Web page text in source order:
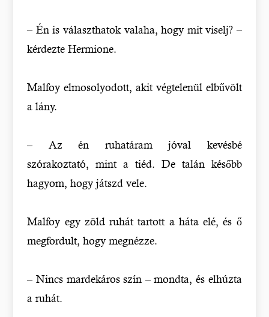
– Én is választhatok valaha, hogy mit viselj? –
kérdezte Hermione.
Malfoy elmosolyodott, akit végtelenül elbűvölt
a lány.
– Az én ruhatáram jóval kevésbé
szórakoztató, mint a tiéd. De talán később
hagyom, hogy játszd vele.
Malfoy egy zöld ruhát tartott a háta elé, és ő
megfordult, hogy megnézze.
– Nincs mardekáros szín – mondta, és elhúzta
a ruhát.